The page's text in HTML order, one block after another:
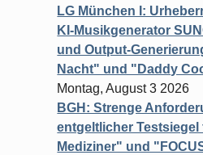
LG München I:
KI-Musikgenerator
und Output-
Nacht" und "Daddy
Montag, August 3 2026
BGH: Strenge
entgeltlicher Testsiegel
Mediziner" und